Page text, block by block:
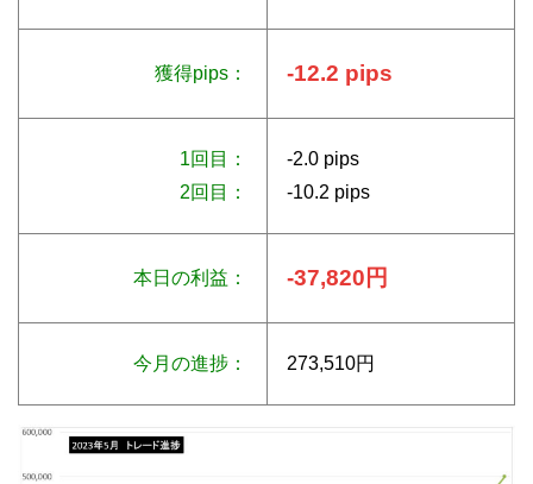
獲得pips： -12.2 pips
1回目：
2回目：
-2.0 pips
-10.2 pips
本日の利益： -37,820円
今月の進捗： 273,510円